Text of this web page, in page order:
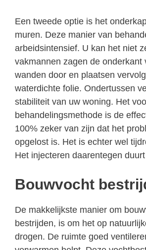
Een tweede optie is het
muren. Deze manier van
arbeidsintensief. U kan het niet
vakmannen zagen de onderkant
wanden door en plaatsen
waterdichte folie. Ondertussen
stabiliteit van uw woning. Het
behandelingsmethode is de
100% zeker van zijn dat het
opgelost is. Het is echter wel
Het injecteren daarentegen
Bouwvocht
De makkelijkste manier om
bestrijden, is om het op
drogen. De ruimte goed